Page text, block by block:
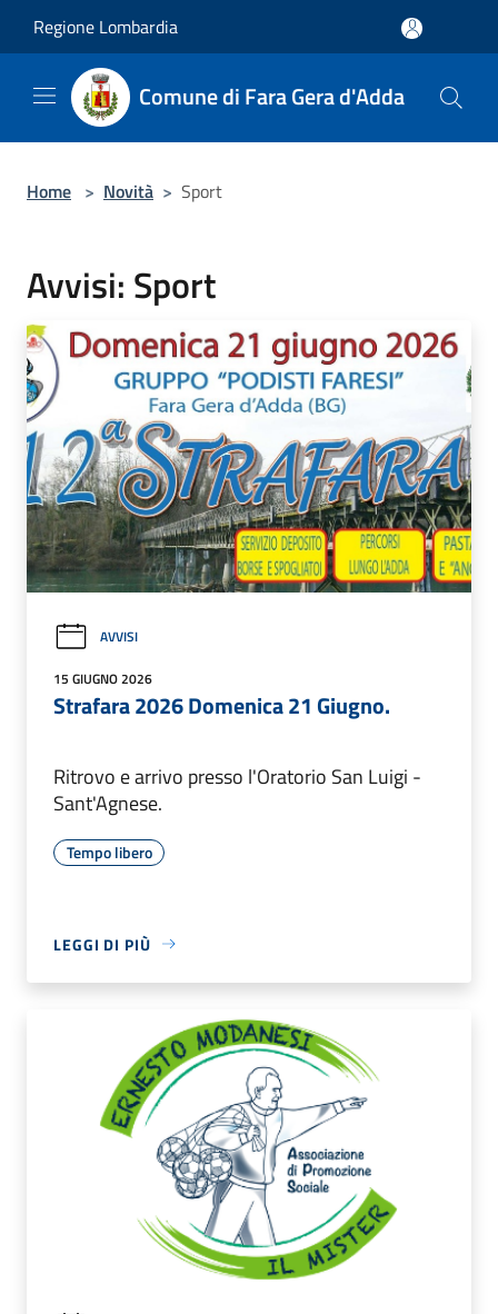
Regione Lombardia
Comune di Fara Gera d'Adda
Home > Novità > Sport
Avvisi: Sport
AVVISI
15 GIUGNO 2026
Strafara 2026 Domenica 21 Giugno.
Ritrovo e arrivo presso l'Oratorio San Luigi -
Sant'Agnese.
Tempo libero
LEGGI DI PIÙ